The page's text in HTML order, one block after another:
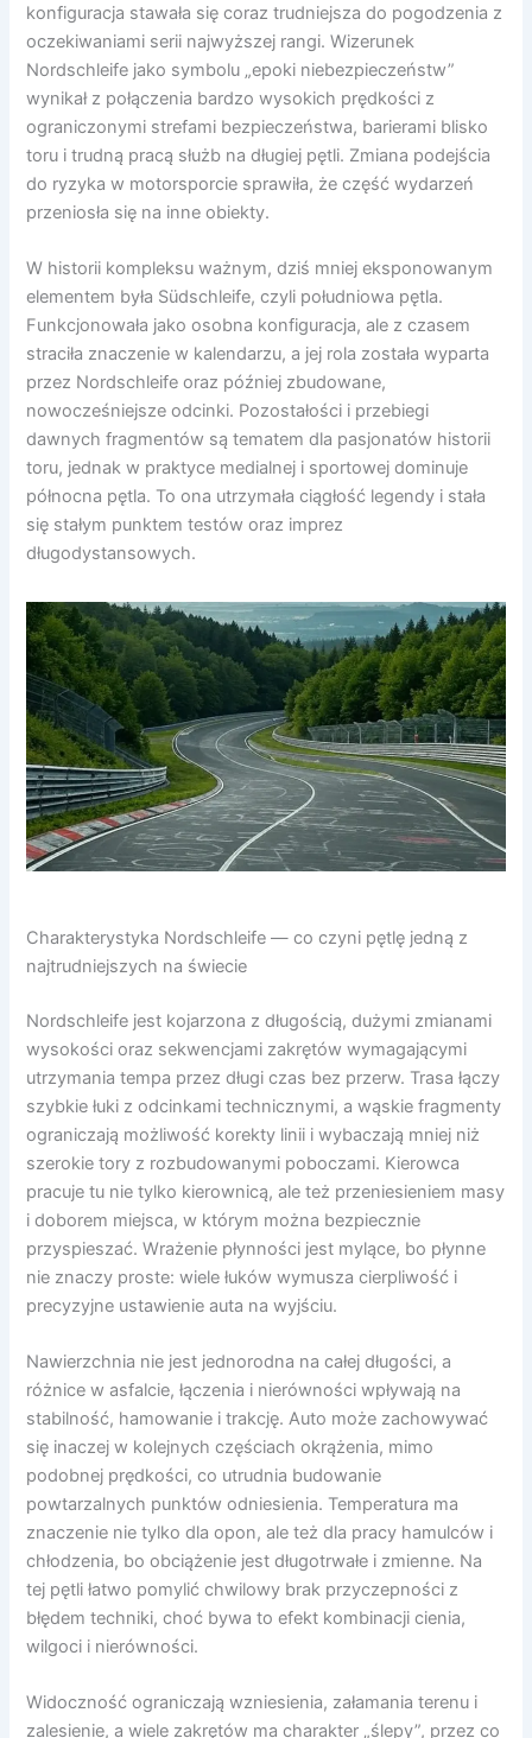
konfiguracja stawała się coraz trudniejsza do pogodzenia z
oczekiwaniami serii najwyższej rangi. Wizerunek
Nordschleife jako symbolu „epoki niebezpieczeństw”
wynikał z połączenia bardzo wysokich prędkości z
ograniczonymi strefami bezpieczeństwa, barierami blisko
toru i trudną pracą służb na długiej pętli. Zmiana podejścia
do ryzyka w motorsporcie sprawiła, że część wydarzeń
przeniosła się na inne obiekty.
W historii kompleksu ważnym, dziś mniej eksponowanym
elementem była Südschleife, czyli południowa pętla.
Funkcjonowała jako osobna konfiguracja, ale z czasem
straciła znaczenie w kalendarzu, a jej rola została wyparta
przez Nordschleife oraz później zbudowane,
nowocześniejsze odcinki. Pozostałości i przebiegi
dawnych fragmentów są tematem dla pasjonatów historii
toru, jednak w praktyce medialnej i sportowej dominuje
północna pętla. To ona utrzymała ciągłość legendy i stała
się stałym punktem testów oraz imprez
długodystansowych.
Charakterystyka Nordschleife — co czyni pętlę jedną z
najtrudniejszych na świecie
Nordschleife jest kojarzona z długością, dużymi zmianami
wysokości oraz sekwencjami zakrętów wymagającymi
utrzymania tempa przez długi czas bez przerw. Trasa łączy
szybkie łuki z odcinkami technicznymi, a wąskie fragmenty
ograniczają możliwość korekty linii i wybaczają mniej niż
szerokie tory z rozbudowanymi poboczami. Kierowca
pracuje tu nie tylko kierownicą, ale też przeniesieniem masy
i doborem miejsca, w którym można bezpiecznie
przyspieszać. Wrażenie płynności jest mylące, bo płynne
nie znaczy proste: wiele łuków wymusza cierpliwość i
precyzyjne ustawienie auta na wyjściu.
Nawierzchnia nie jest jednorodna na całej długości, a
różnice w asfalcie, łączenia i nierówności wpływają na
stabilność, hamowanie i trakcję. Auto może zachowywać
się inaczej w kolejnych częściach okrążenia, mimo
podobnej prędkości, co utrudnia budowanie
powtarzalnych punktów odniesienia. Temperatura ma
znaczenie nie tylko dla opon, ale też dla pracy hamulców i
chłodzenia, bo obciążenie jest długotrwałe i zmienne. Na
tej pętli łatwo pomylić chwilowy brak przyczepności z
błędem techniki, choć bywa to efekt kombinacji cienia,
wilgoci i nierówności.
Widoczność ograniczają wzniesienia, załamania terenu i
zalesienie, a wiele zakrętów ma charakter „ślepy”, przez co